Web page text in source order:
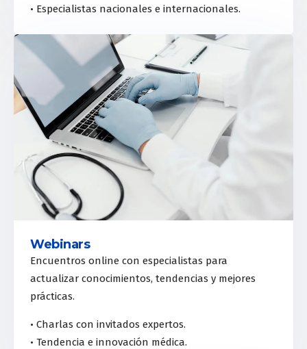
• Especialistas nacionales e internacionales.
Webinars
Encuentros online con especialistas para
actualizar conocimientos, tendencias y mejores
prácticas.
• Charlas con invitados expertos.
• Tendencia e innovación médica.